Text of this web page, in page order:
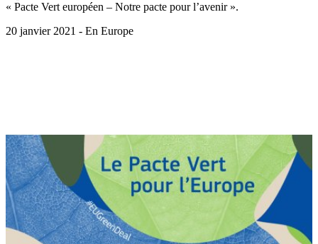
« Pacte Vert européen – Notre pacte pour l’avenir ».
20 janvier 2021 - En Europe